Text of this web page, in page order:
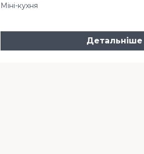
Міні-кухня
Детальніше